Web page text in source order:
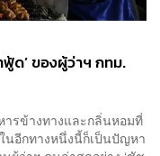
ด’ ของผู้ว่าฯ กทม.
ารข้างทางและกลิ่นหอมที่
นอีกทางหนึ่งนี้ก็เป็นปัญหา